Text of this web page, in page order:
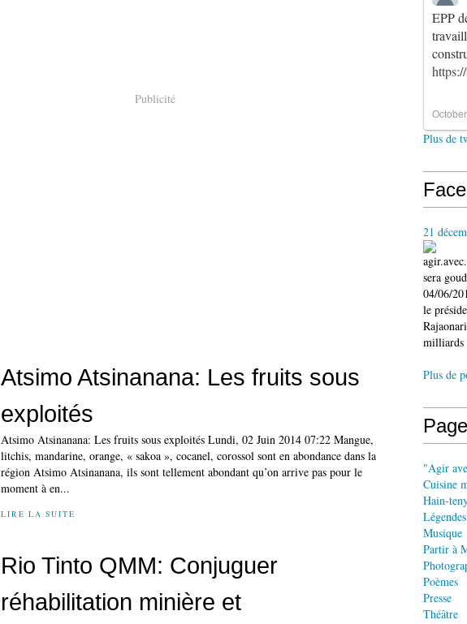
Publicité
Atsimo Atsinanana: Les fruits sous
exploités
Atsimo Atsinanana: Les fruits sous exploités Lundi, 02 Juin 2014 07:22 Mangue,
litchis, mandarine, orange, « sakoa », cocanel, corossol sont en abondance dans la
région Atsimo Atsinanana, ils sont tellement abondant qu’on arrive pas pour le
moment à en...
LIRE LA SUITE
Rio Tinto QMM: Conjuguer
réhabilitation minière et
EPP
Plus de
21
sera
04/06/
le
milliards
Plus de
"Agir
Cuisine
Hain-
Légendes
Musique
Partir à
Poèmes
Presse
Théâtre